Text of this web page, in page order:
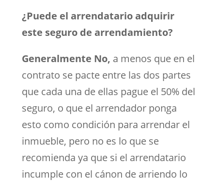
¿Puede el arrendatario adquirir
este seguro de arrendamiento?
Generalmente No, a menos que en el
contrato se pacte entre las dos partes
que cada una de ellas pague el 50% del
seguro, o que el arrendador ponga
esto como condición para arrendar el
inmueble, pero no es lo que se
recomienda ya que si el arrendatario
incumple con el cánon de arriendo lo